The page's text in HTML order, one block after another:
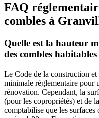
FAQ
combles à
Quelle est la hauteur
des combles habitables
Le Code de la construction
minimale réglementaire pour
rénovation. Cependant, la
(pour les copropriétés) et de
comptabilise que les